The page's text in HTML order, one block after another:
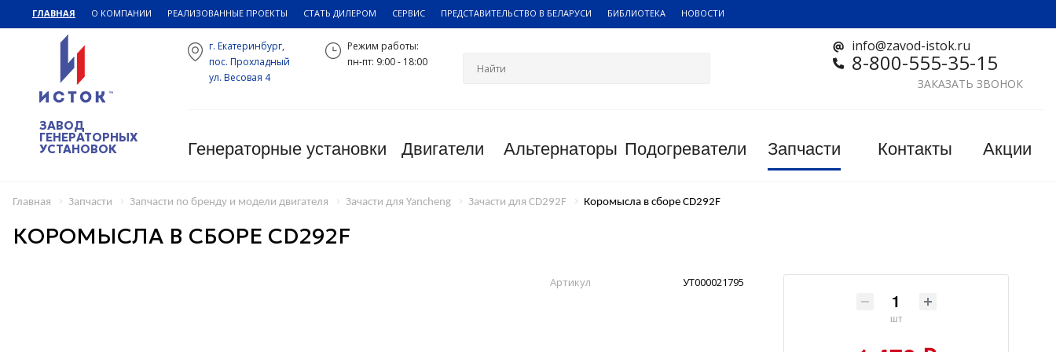
ГЛАВНАЯ О КОМПАНИИ РЕАЛИЗОВАННЫЕ ПРОЕКТЫ СТАТЬ ДИЛЕРОМ СЕРВИС ПРЕДСТАВИТЕЛЬСТВО В БЕЛАРУСИ БИБЛИОТЕКА НОВОСТИ
ЗАВОД
ГЕНЕРАТОРНЫХ
УСТАНОВОК
info@zavod-istok.ru
8-800-555-35-15
ЗАКАЗАТЬ ЗВОНОК
г. Екатеринбург,
пос. Прохладный
ул. Весовая 4
Режим работы:
пн-пт: 9:00 - 18:00
Генераторные установки Двигатели Альтернаторы Подогреватели Запчасти Контакты Акции
Главная Запчасти Запчасти по бренду и модели двигателя Зачасти для Yancheng Зачасти для CD292F Коромысла в сборе CD292F
КОРОМЫСЛА В СБОРЕ CD292F
Артикул УТ000021795
шт